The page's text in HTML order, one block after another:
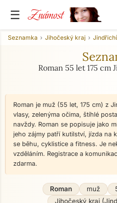
☰ Známost
Seznamka Jihočeský kraj
Roman 55 let 175
Roman je muž (55 let, 175 cm) z
vlasy, zelenýma očima, štíhlé
navždy. Roman se popisuje jako
jeho zájmy patří kutilství, jízda na
se běhu, cyklistice a fitness. Je
vzděláním. Registrace a
zdarma.
Roman muž
Jihočeský kraj